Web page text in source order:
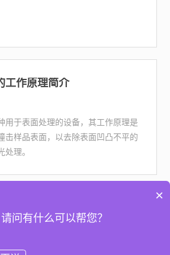
工作原理简介
用于表面处理的设备，其工作原理是
击样品表面，以去除表面凹凸不平的
处理。
×
问有什么可以帮您？